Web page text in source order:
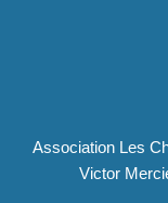
Association Les
Victor